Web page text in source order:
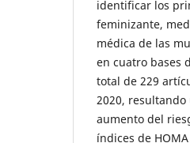
identificar los
feminizante,
médica de las
en cuatro bases
total de 229
2020,
aumento del
índices de